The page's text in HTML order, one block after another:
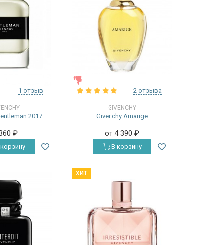
1 отзыв
2017
₽
2 отзыва
GIVENCHY
Givenchy Amarige
от 4 390₽
В корзину
ХИТ